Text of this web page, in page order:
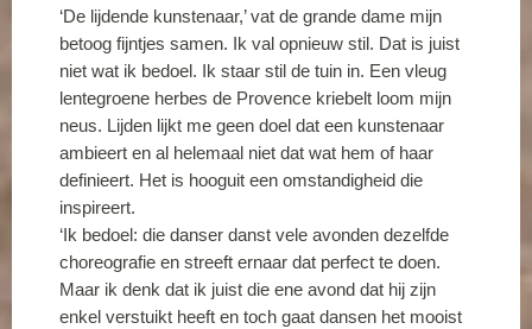
‘De lijdende kunstenaar,’ vat de grande dame mijn
betoog fijntjes samen. Ik val opnieuw stil. Dat is juist
niet wat ik bedoel. Ik staar stil de tuin in. Een vleug
lentegroene herbes de Provence kriebelt loom mijn
neus. Lijden lijkt me geen doel dat een kunstenaar
ambieert en al helemaal niet dat wat hem of haar
definieert. Het is hooguit een omstandigheid die
inspireert.
‘Ik bedoel: die danser danst vele avonden dezelfde
choreografie en streeft ernaar dat perfect te doen.
Maar ik denk dat ik juist die ene avond dat hij zijn
enkel verstuikt heeft en toch gaat dansen het mooist